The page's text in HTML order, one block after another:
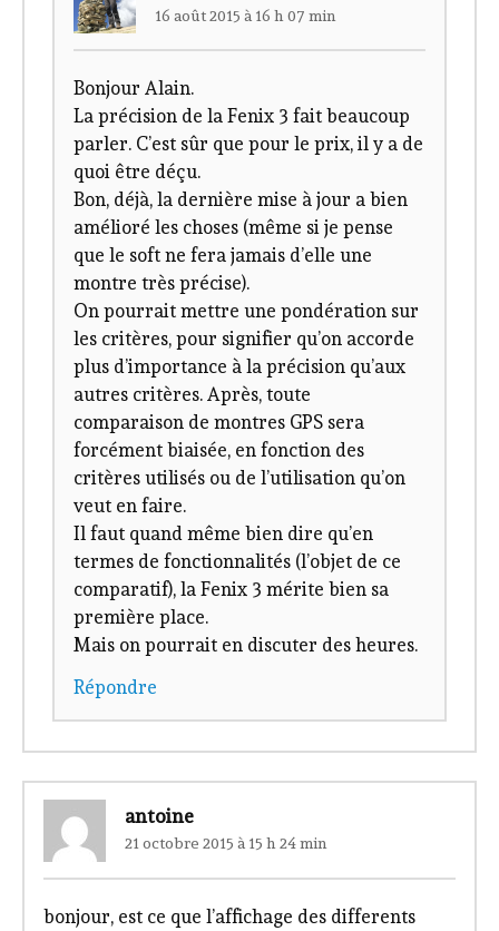
16 août 2015 à 16 h 07 min
Bonjour Alain.
La précision de la Fenix 3 fait beaucoup
parler. C’est sûr que pour le prix, il y a de
quoi être déçu.
Bon, déjà, la dernière mise à jour a bien
amélioré les choses (même si je pense
que le soft ne fera jamais d’elle une
montre très précise).
On pourrait mettre une pondération sur
les critères, pour signifier qu’on accorde
plus d’importance à la précision qu’aux
autres critères. Après, toute
comparaison de montres GPS sera
forcément biaisée, en fonction des
critères utilisés ou de l’utilisation qu’on
veut en faire.
Il faut quand même bien dire qu’en
termes de fonctionnalités (l’objet de ce
comparatif), la Fenix 3 mérite bien sa
première place.
Mais on pourrait en discuter des heures.
Répondre
antoine
21 octobre 2015 à 15 h 24 min
bonjour, est ce que l’affichage des differents